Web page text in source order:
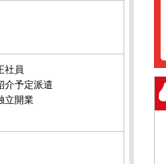
社員
介予定派遣
立開業